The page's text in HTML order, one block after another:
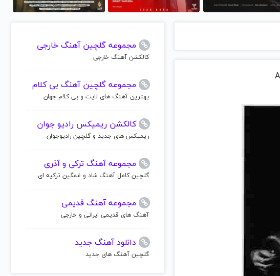
مجموعه گلچین آهنگ خارجی
کالکشن آهنگ خارجی
مجموعه گلچین آهنگ بی کلام
بهترین آهنگ های لایت و بی کلام جهان
کالکشن ریمیکس رادیو جوان
ریمیکس های جدید و گلچین رادیوجوان
مجموعه آهنگ ترکی و آذری
گلچین کامل آهنگ شاد و غمگین ترکیه ای
مجموعه آهنگ قدیمی
آهنگ های قدیمی ایرانی و خارجی
دانلود آهنگ جدید
گلچین آهنگ های جدید